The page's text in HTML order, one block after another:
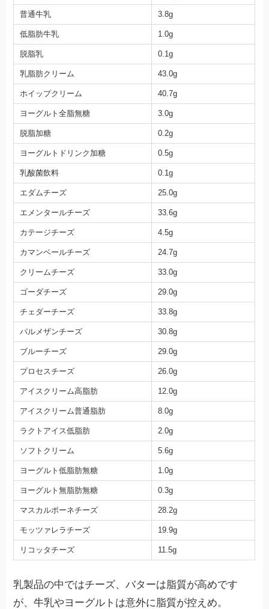
普通牛乳 3.8g
低脂肪牛乳 1.0g
脱脂乳 0.1g
乳脂肪クリーム 43.0g
ホイップクリーム 40.7g
ヨーグルト全脂無糖 3.0g
脱脂加糖 0.2g
ヨーグルトドリンク加糖 0.5g
乳酸菌飲料 0.1g
エダムチーズ 25.0g
エメンタールチーズ 33.6g
カテージチーズ 4.5g
カマンベールチーズ 24.7g
クリームチーズ 33.0g
ゴーダチーズ 29.0g
チェダーチーズ 33.8g
パルメザンチーズ 30.8g
ブルーチーズ 29.0g
プロセスチーズ 26.0g
アイスクリーム高脂肪 12.0g
アイスクリーム普通脂肪 8.0g
ラクトアイス低脂肪 2.0g
ソフトクリーム 5.6g
ヨーグルト低脂肪無糖 1.0g
ヨーグルト無脂肪無糖 0.3g
マスカルポーネチーズ 28.2g
モッツァレラチーズ 19.9g
リコッタチーズ 11.5g
乳製品の中ではチーズ、バターは脂質が高めです
が、牛乳やヨーグルトは意外に脂質が控えめ。